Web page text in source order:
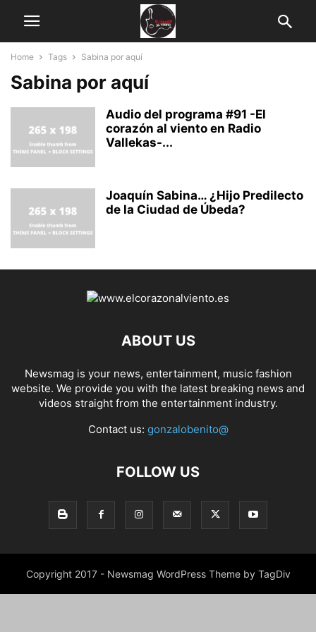
Home Tags Sabina por aquí
Sabina por aquí
Audio del programa #91 -El
corazón al viento en Radio
Vallekas-...
Joaquín Sabina… ¿Hijo Predilecto
de la Ciudad de Úbeda?
ABOUT US
Newsmag is your news, entertainment, music fashion
website. We provide you with the latest breaking news and
videos straight from the entertainment industry.
Contact us: gonzalobenito@
FOLLOW US
Copyright 2017 - Newsmag WordPress Theme by TagDiv